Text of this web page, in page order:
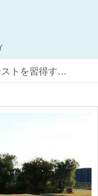
ハンドファーストを習得するには”水切り”がコツ!? 正しい打ち方と練習法を伝授